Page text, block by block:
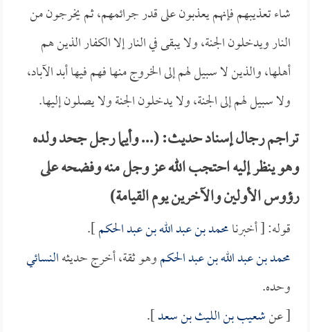
شاء تعذيبهم فإنهم يعذبون على قدر جرائمهم، ثم يخرجون من
النار ويدخلون الجنة، ولا يبقى في النار إلا الكفار الذين هم
أهلها، والذين لا سبيل لهم إلى الخروج منها فهم فيها أبد الآباد،
ولا سبيل لهم إلى الجنة، ولا يدخلون الجنة ولا يصلون إليها.
تراجم رجال إسناد حديث: (... وأيما رجل جحد ولده
وهو ينظر إليه احتجب الله عز وجل منه وفضحه على
رؤوس الأولين والآخرين يوم القيامة)
قوله: [ أخبرنامحمد بن عبد الله بن عبد الحكم].
محمد بن عبد الله بن عبد الحكموهو ثقة، أخرج حديثهالنسائي
وحده.
[ عنشعيب بن الليث بن سعد].